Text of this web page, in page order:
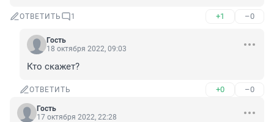
ОТВЕТИТЬ 1 +1 –0
Гость
18 октября 2022, 09:03
Кто скажет?
ОТВЕТИТЬ +0 –0
Гость
17 октября 2022, 22:28